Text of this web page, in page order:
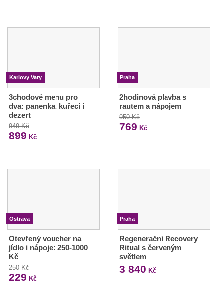
Karlovy Vary
3chodové menu pro
dva: panenka, kuřecí i
dezert
949 Kč
899 Kč
Praha
2hodinová plavba s
rautem a nápojem
950 Kč
769 Kč
Ostrava
Otevřený voucher na
jídlo i nápoje: 250-1000
Kč
250 Kč
229 Kč
Praha
Regenerační Recovery
Ritual s červeným
světlem
3 840 Kč